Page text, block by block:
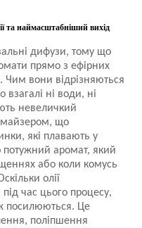
та наймасштабніший вихід
дифузи, тому що
прямо з ефірних
Чим вони відрізняються
взагалі ні води, ні
невеличкий
що
які плавають у
потужний аромат, який
або коли комусь
олії
час цього процесу,
посилюються. Це
поліпшення